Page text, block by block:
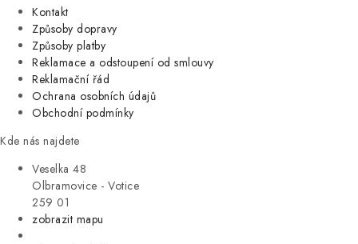
Kontakt
Způsoby dopravy
Způsoby platby
Reklamace a odstoupení od smlouvy
Reklamační řád
Ochrana osobních údajů
Obchodní podmínky
Kde nás najdete
Veselka 48
Olbramovice - Votice
259 01
zobrazit mapu
KUCHYNĚ
ORGANIZACE
DOMÁCNOST
ÚKLID
VÝPRODEJ
ZNAČKY